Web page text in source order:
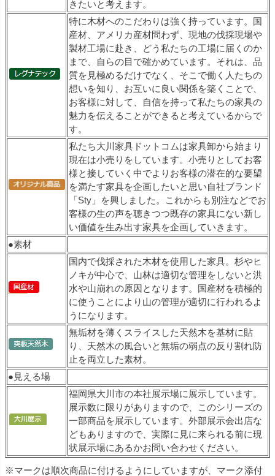
きたいと考えます。
特に木材へのこだわりは強く持っています。国
産材、アメリカ産材問わず、現地の伐採現場や
製材工場に赴き、どう私たちの工場に届くのか
まで、自らの目で確かめています。それは、品
質を見極めるだけでなく、そこで働く人たちの
想いを知り、お互いに良い関係を築くことで、
お客様に対して、自信を持って私たちの家具の
魅力を伝えることができると考えているからで
す。
私たち大川家具ドットコムは家具卸から始まり
現在は小売りをしています。小売りとしてお客
様と接していく中でよりお客様の潜在的な要望
を満たす家具を企画したいと思い自社ブランド
「Sty」を興しました。これからも別注などでお
客様の生の声を聴きつつ既存の家具にない新し
い価値を生み出す家具を企画していきます。
●素材
国内で伐採された木材を使用した家具。杉やヒ
ノキが中心で、山林は適切な管理をしないと洪
水や山崩れの原因となります。国産材を積極的
に使うことにより山の管理が適切に行われるよ
うになります。
無垢材を薄くスライスした天然木を基材に貼
り、天然木の風合いと無垢の弱点の反り割れ防
止を両立した素材。
●見える場
福岡県大川市の本社展示場に展示しています。
展示数に限りがありますので、このシリーズの
一部商品を展示しています。外部展示会出店な
どもありますので、実際に見に来られる前に現
状展示場にあるかお問い合わせください。
※マークは順次商品に付けるようにしていますが、マーク添付